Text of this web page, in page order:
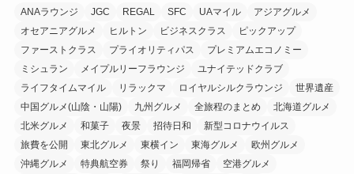
ANAラウンジ JGC REGAL SFC UAマイル
アジアグルメ
オセアニアグルメ
ヒルトン ビジネスクラス
ピックアップ
ファーストクラス
プライオリティパス
プレミアムエコノミー
ミシュラン
メイプルリーフラウンジ
ユナイテッドクラブ
ライフタイムマイル
リラックマ ロイヤルシルクラウンジ
世界遺産
中国グルメ(山陰・山陽)
九州グルメ 全旅程のまとめ
北海道グルメ
北米グルメ
和菓子 夜景 招待日和
新型コロナウイルス
旅費を公開
東北グルメ 東横イン 東海グルメ
欧州グルメ
沖縄グルメ
特典航空券 祭り 福岡帰省
空港グルメ